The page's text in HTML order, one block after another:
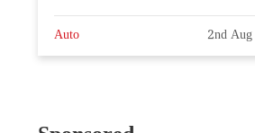
Auto 2nd